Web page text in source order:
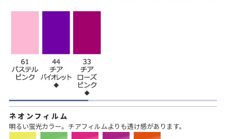
ネオンフィルム
明るい蛍光カラー。チアフィルムよりも透け感があります。